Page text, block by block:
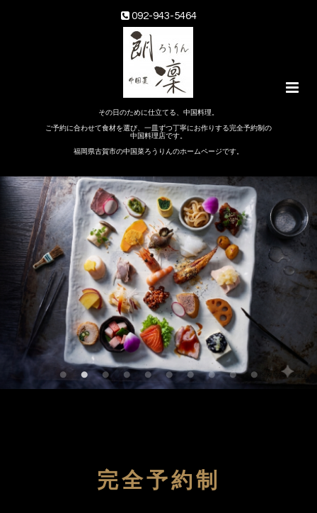
092-943-5464
その日のために仕立てる、中国料理。
ご予約に合わせて食材を選び、一皿ずつ丁寧にお作りする完全予約制の
中国料理店です。
福岡県古賀市の中国菜ろうりんのホームページです。
完全予約制